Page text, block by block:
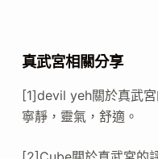
真武宮相關分享
[1]devil yeh關於真武宮
寧靜，靈氣，舒適。